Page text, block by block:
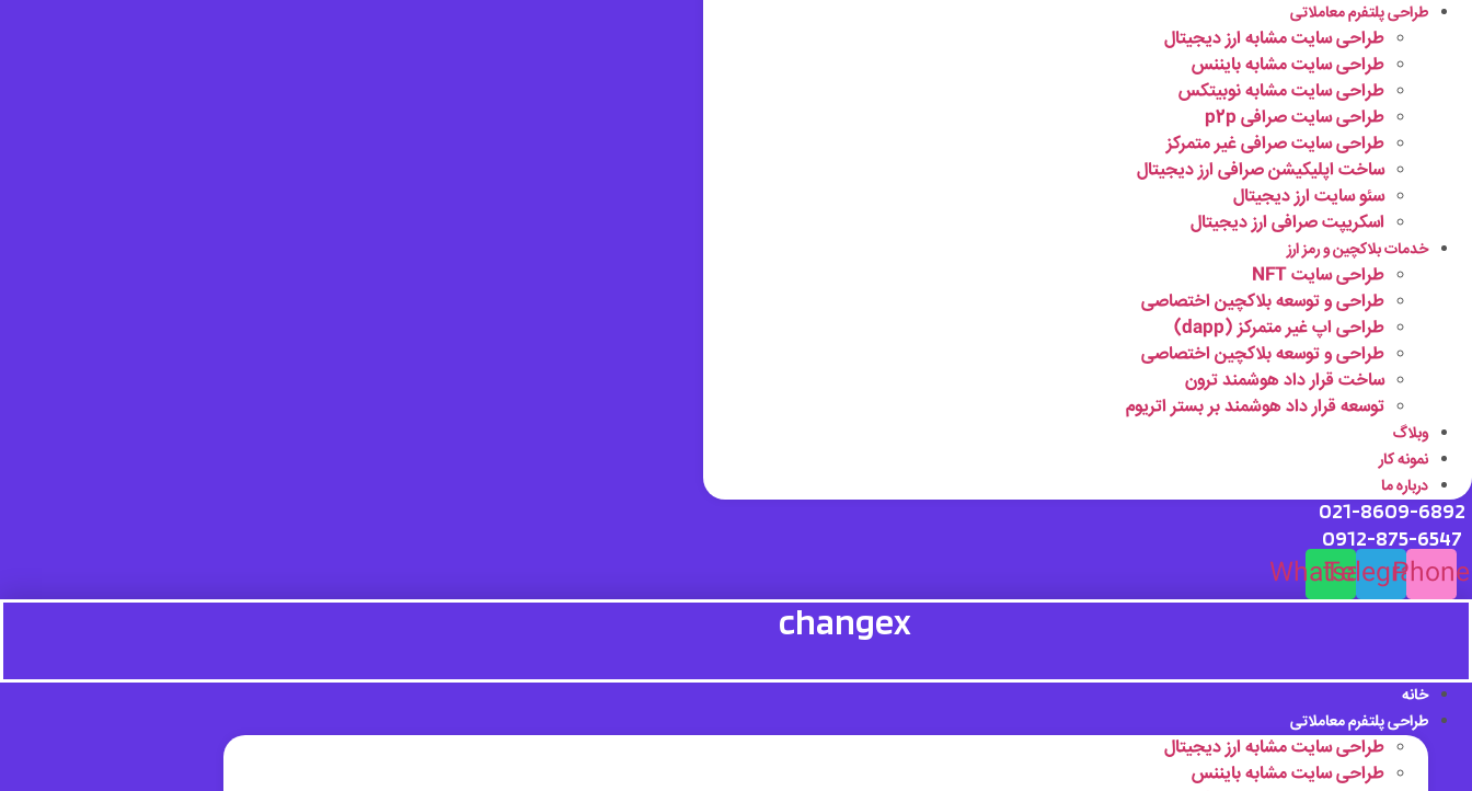
طراحی پلتفرم معاملاتی
طراحی سایت مشابه ارز دیجیتال
طراحی سایت مشابه بایننس
طراحی سایت مشابه نوبیتکس
طراحی سایت صرافی p2p
طراحی سایت صرافی غیر متمرکز
ساخت اپلیکیشن صرافی ارز دیجیتال
سئو سایت ارز دیجیتال
اسکریپت صرافی ارز دیجیتال
خدمات بلاکچین و رمز ارز
طراحی سایت NFT
طراحی و توسعه بلاکچین اختصاصی
طراحی اپ غیر متمرکز (dapp)
طراحی و توسعه بلاکچین اختصاصی
ساخت قرار داد هوشمند ترون
توسعه قرار داد هوشمند بر بستر اتریوم
وبلاگ
نمونه کار
درباره ما
021-8609-6892
0912-875-6547
Phone
Telegram
Whatsapp
changex
خانه
طراحی پلتفرم معاملاتی
طراحی سایت مشابه ارز دیجیتال
طراحی سایت مشابه بایننس